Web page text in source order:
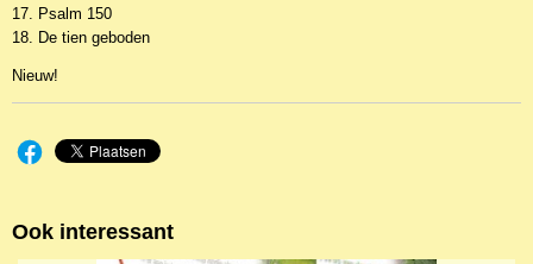
17. Psalm 150
18. De tien geboden
Nieuw!
Ook interessant